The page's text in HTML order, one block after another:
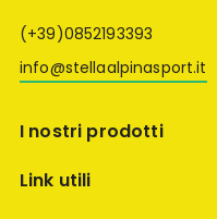
(+39)0852193393
info@stellaalpinasport.it
I nostri prodotti
Link utili